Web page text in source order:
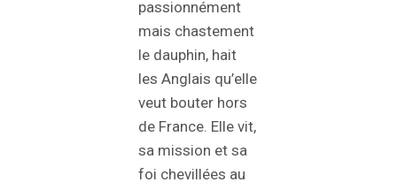
passionnément
mais chastement
le dauphin, hait
les Anglais qu’elle
veut bouter hors
de France. Elle vit,
sa mission et sa
foi chevillées au